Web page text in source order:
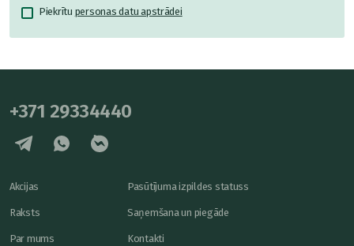
Piekrītu personas datu apstrādei
+371 29334440
Akcijas
Raksts
Par mums
Pasūtījuma izpildes statuss
Saņemšana un piegāde
Kontakti